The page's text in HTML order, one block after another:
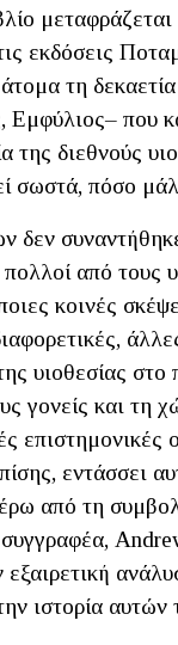
μεταφράζεται
εκδόσεις
τη
Εμφύλιος– που
διεθνούς
σωστά, πόσο
συναντήθηκε
από τους
κοινές
υιοθεσίας
γονείς και τη
επιστημονικές
εντάσσει
από τη
συγγραφέα,
ιστορία αυτών